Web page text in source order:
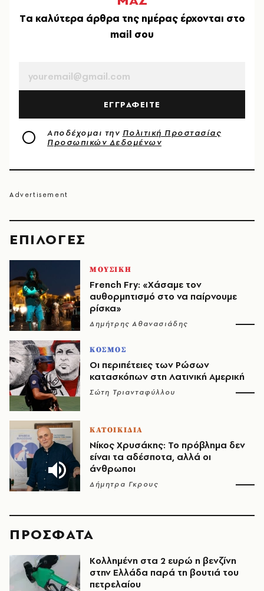
EΠΙΛΟΓΈΣ
ΜΟΥΣΙΚΗ
French Fry: «Χάσαμε τον
αυθορμητισμό στο να παίρνουμε
ρίσκα»
Δημήτρης Αθανασιάδης
ΚΟΣΜΟΣ
Οι περιπέτειες των Ρώσων
κατασκόπων στη Λατινική Αμερική
Σώτη Τριανταφύλλου
ΚΑΤΟΙΚΙΔΙΑ
Νίκος Χρυσάκης: Το πρόβλημα δεν
είναι τα αδέσποτα, αλλά οι
άνθρωποι
Δήμητρα Γκρους
Tα καλύτερα άρθρα της ημέρας έρχονται στο
mail σου
ΕΓΓΡΑΦΕΙΤΕ
Αποδέχομαι την Πολιτική Προστασίας
Προσωπικών Δεδομένων
ΠΡΟΣΦΑΤΑ
Κολλημένη στα 2 ευρώ η βενζίνη
στην Ελλάδα παρά τη βουτιά του
πετρελαίου